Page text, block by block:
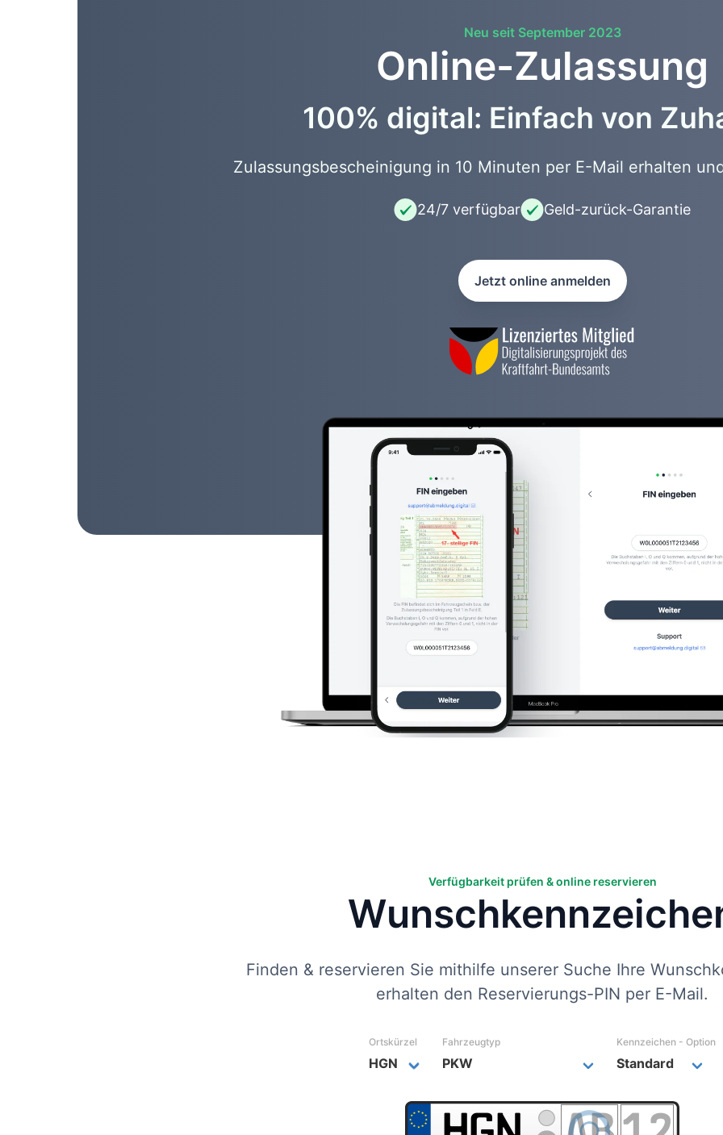
Neu seit September 2023
Online-Zulassung
100% digital: Einfach von
Zulassungsbescheinigung in 10 Minuten per E-Mail erhalten
24/7 verfügbar Geld-zurück-Garantie
Jetzt online anmelden
Verfügbarkeit prüfen & online reservieren
Finden & reservieren Sie mithilfe unserer Suche Ihre
erhalten den Reservierungs-PIN per E-Mail.
Ortskürzel Fahrzeugtyp Kennzeichen - Option